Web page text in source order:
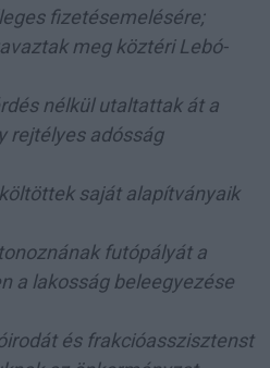
fizetésemelésére;
meg köztéri Lebó-
nélkül utaltattak át a
rejtélyes adósság
saját alapítványaik
futópályát a
a lakosság beleegyezése
és frakcióasszisztenst